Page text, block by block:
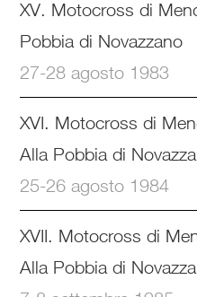
XV. Motocross di
Pobbia di Novazzano
27-28 agosto 1983
XVI. Motocross di
Alla Pobbia di
25-26 agosto 1984
XVII. Motocross di
Alla Pobbia di